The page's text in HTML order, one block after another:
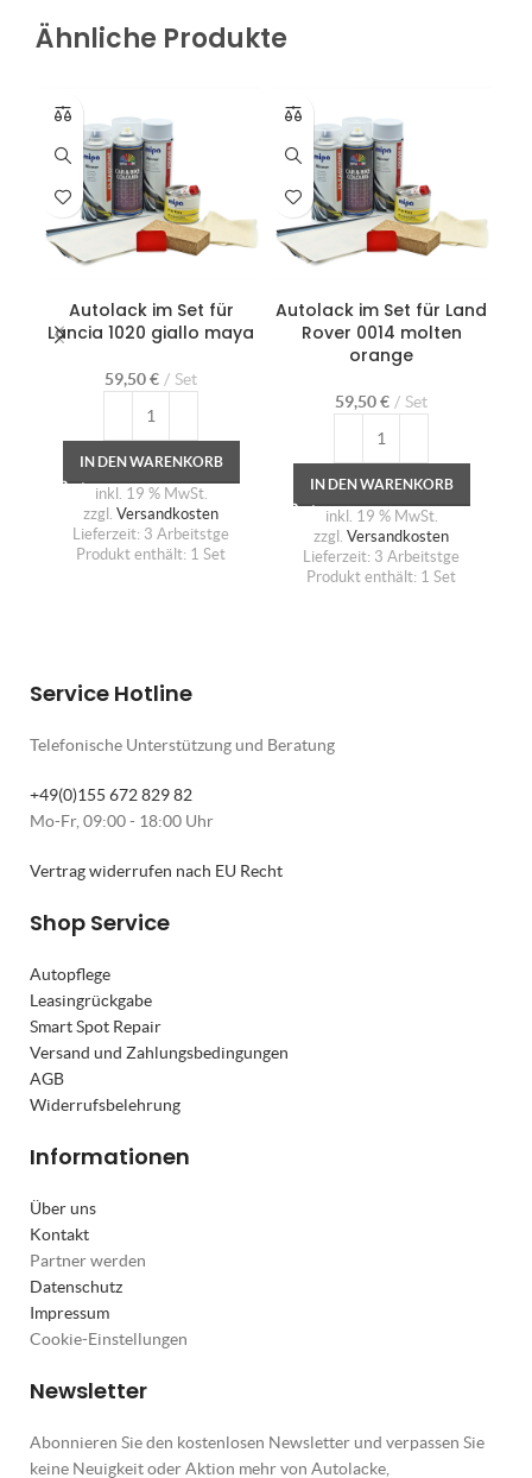
Ähnliche Produkte
Autolack im Set für
Lancia 1020 giallo maya
59,50€ Set
IN DEN WARENKORB
inkl. 19 % MwSt.
zzgl. Versandkosten
Lieferzeit: 3 Arbeitstge
Produkt enthält: 1 Set
Autolack im Set für Land
Rover 0014 molten
orange
59,50€ Set
IN DEN WARENKORB
inkl. 19 % MwSt.
zzgl. Versandkosten
Lieferzeit: 3 Arbeitstge
Produkt enthält: 1 Set
Service Hotline
Telefonische Unterstützung und Beratung
+49(0)155 672 829 82
Mo-Fr, 09:00 - 18:00 Uhr
Vertrag widerrufen nach EU Recht
Shop Service
Autopflege
Leasingrückgabe
Smart Spot Repair
Versand und Zahlungsbedingungen
AGB
Widerrufsbelehrung
Informationen
Über uns
Kontakt
Partner werden
Datenschutz
Impressum
Cookie-Einstellungen
Newsletter
Abonnieren Sie den kostenlosen Newsletter und verpassen Sie
keine Neuigkeit oder Aktion mehr von Autolacke,